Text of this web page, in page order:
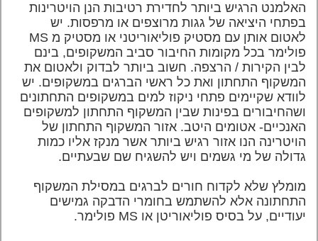
האלמנט הרגיש ביותר לחדירת רטיבות הנן הויטרינות
בפתחי היציאה של גגות מרוצפים או מרפסות. יש
לאטום אותן עם מסטיק פוליאוריטני או מסטיק מ MS
פולימר בכל מקומות החיבור סביב המשקופים, בינם
לבין הקירות / הרצפה. חשוב ביותר לבדוק ולאטום את
המשקוף התחתון ואת כל ראשי הברגים במשקופים. יש
לוודא שקיימים פתחי ניקוז למים במשקופים התחתונים
ושהחיבורים בפינות שבין המשקוף התחתון למשקופים
האנכיים- אטומים היטב. אזור המשקוף התחתון של
הויטרינה הנו אזור רגיש ביותר אשר מנקז אליו כמות
גדולה של מי גשמים ויש להשגיח שם שבעתיים.
מומלץ שלא לקדוח חורים לברגים במסילת המשקוף
התחתונה אלא להשתמש בחומרי הדבקה גמישים
יעודיים, על בסיס פוליאוריטן או MS פולימר.